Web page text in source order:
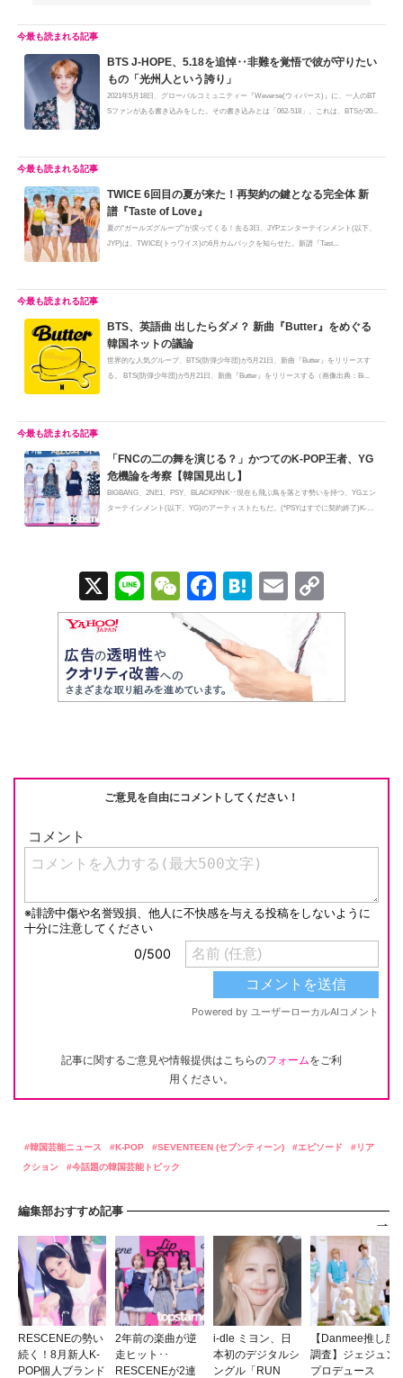
BTS J-HOPE、5.18を追悼‥非難を覚悟で彼が守りたい
もの「光州人という誇り」
2021年5月18日、グローバルコミュニティー『Weverse(ウィバース)』に、一人のBT
Sファンがある書き込みをした。その書き込みとは「062-518」。これは、BTSが20...
TWICE 6回目の夏が来た！再契約の鍵となる完全体 新
譜『Taste of Love』
夏の"ガールズグループ"が戻ってくる！去る3日、JYPエンターテインメント(以下、
JYP)は、TWICE(トゥワイス)の6月カムバックを知らせた。新譜『Tast...
BTS、英語曲 出したらダメ？ 新曲『Butter』をめぐる
韓国ネットの議論
世界的な人気グループ、BTS(防弾少年団)が5月21日、新曲『Butter』をリリースす
る。 BTS(防弾少年団)が5月21日、新曲『Butter』をリリースする（画像出典：Bi...
「FNCの二の舞を演じる？」かつてのK-POP王者、YG
危機論を考察【韓国見出し】
BIGBANG、2NE1、PSY、BLACKPINK･･現在も飛ぶ鳥を落とす勢いを持つ、YGエン
ターテインメント(以下、YG)のアーティストたちだ。(*PSYはすでに契約終了)K-PO
X Li
n
e
W
e
C
at
F
a
c
e
b
k
H
at
e
n
a
E
m
ail
o
Li
ご意見を自由にコメントしてください！
記事に関するご意見や情報提供はこちらのフォームをご利
用ください。
韓国芸能ニュース K-POP SEVENTEEN (セブンティーン) エピソード
リア
クション
今話題の韓国芸能トピック
編集部おすすめ記事
RESCENEの勢い
続く！8月新人K-
POP個人ブランド
2年前の楽曲が逆
走ヒット･･
RESCENEが2連
i-dle ミヨン、日
本初のデジタルシ
ングル「RUN
【Danmee推し度
調査】ジェジュン
プロデュース